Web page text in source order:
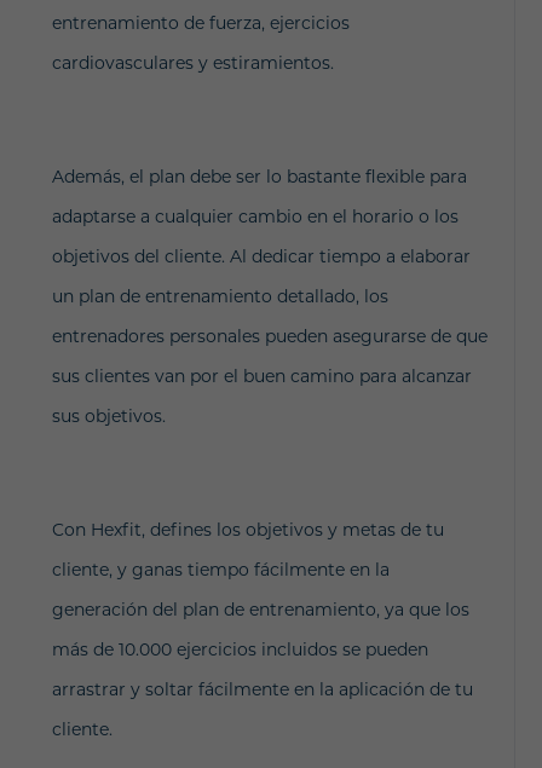
entrenamiento de fuerza, ejercicios
cardiovasculares y estiramientos.
Además, el plan debe ser lo bastante flexible para
adaptarse a cualquier cambio en el horario o los
objetivos del cliente. Al dedicar tiempo a elaborar
un plan de entrenamiento detallado, los
entrenadores personales pueden asegurarse de que
sus clientes van por el buen camino para alcanzar
sus objetivos.
Con Hexfit, defines los objetivos y metas de tu
cliente, y ganas tiempo fácilmente en la
generación del plan de entrenamiento, ya que los
más de 10.000 ejercicios incluidos se pueden
arrastrar y soltar fácilmente en la aplicación de tu
cliente.